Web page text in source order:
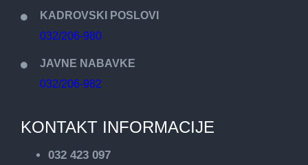
KADROVSKI POSLOVI
032/206-980
JAVNE NABAVKE
032/206-982
KONTAKT INFORMACIJE
032 423 097